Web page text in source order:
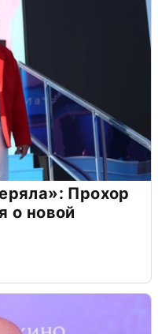
Прохор
о новой